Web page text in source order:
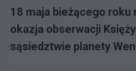
18 maja bieżącego roku
okazja obserwacji
sąsiedztwie planety